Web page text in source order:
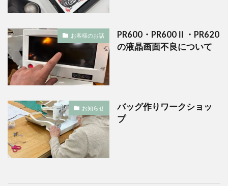
お客様のお話
PR600・PR600Ⅱ・PR620
の液晶画面不良について
お知らせ
バッグ作りワークショッ
プ